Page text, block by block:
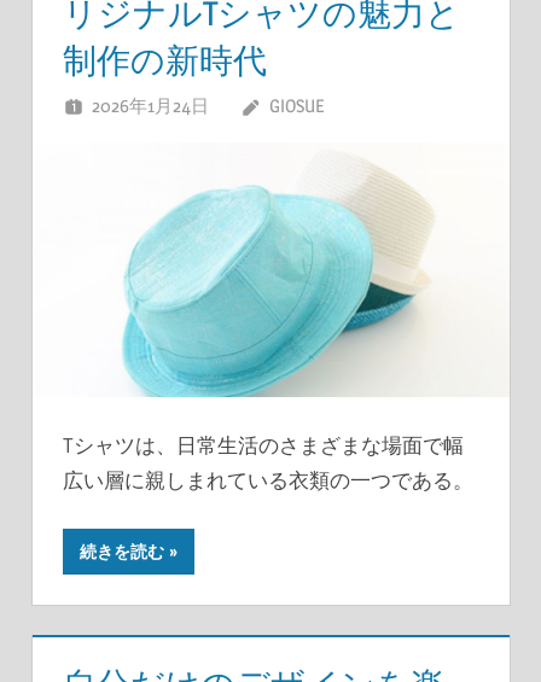
リジナルTシャツの魅力と
制作の新時代
2026年1月24日 GIOSUE
Tシャツは、日常生活のさまざまな場面で幅
広い層に親しまれている衣類の一つである。
続きを読む